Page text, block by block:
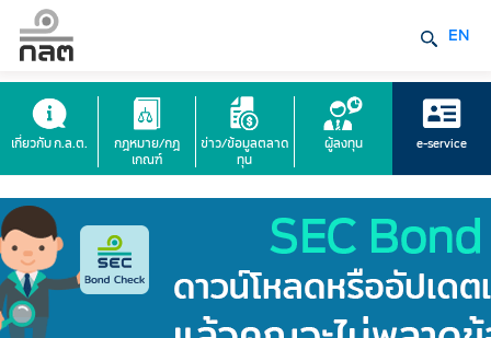
EN
เกี่ยวกับ ก.ล.ต.
กฎหมาย/กฎ
เกณฑ์
ข่าว/ข้อมูลตลาด
ทุน
ผู้ลงทุน e-service